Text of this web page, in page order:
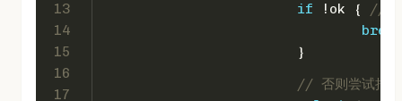
13
14
15
16
17
if !ok {
//
break
			}
// 否则尝试把